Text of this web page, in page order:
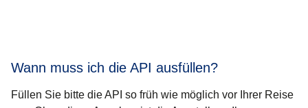
Wann muss ich die API ausfüllen?
Füllen Sie bitte die API so früh wie möglich vor Ihrer Reise